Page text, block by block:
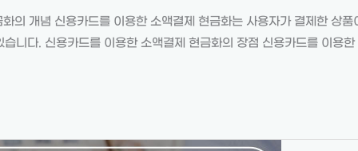
의 개념 신용카드를 이용한 소액결제 현금화는 사용자가 결제한 상
니다. 신용카드를 이용한 소액결제 현금화의 장점 신용카드를 이용